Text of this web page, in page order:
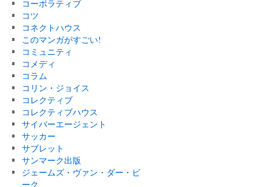
コーポラティブ
コツ
コネクトハウス
このマンガがすごい!
コミュニティ
コメディ
コラム
コリン・ジョイス
コレクティブ
コレクティブハウス
サイバーエージェント
サッカー
サブレット
サンマーク出版
ジェームズ・ヴァン・ダー・ビ
ーク